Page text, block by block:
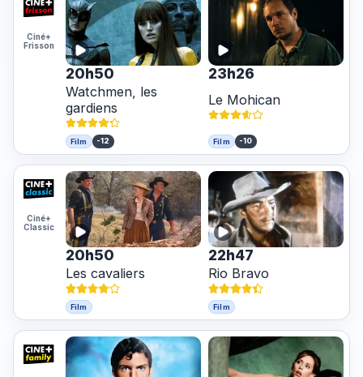
Ciné+
Frisson
20h50
Watchmen, les
gardiens
Film -12
23h26
Le Mohican
Film -10
Ciné+
Classic
20h50
Les cavaliers
Film
22h47
Rio Bravo
Film